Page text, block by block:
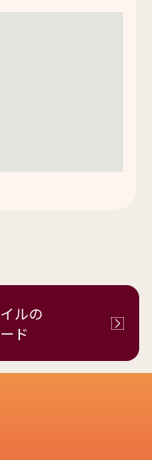
ルの
ド